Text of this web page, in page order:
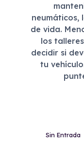
neumáticos,
de vida.
los
decidir si
tu
Sin Entrada